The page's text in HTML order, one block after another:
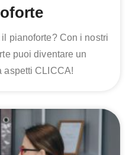
pianoforte? Con i nostri
puoi diventare un
aspetti CLICCA!